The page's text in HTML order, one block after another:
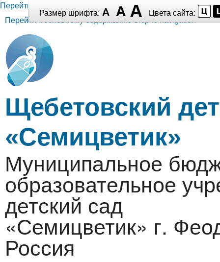
Перейти к основному содержанию
Размер шрифта:
Цвета сайта:
Перейти к основному содержанию Skip to navigation
Щебетовский
«Семицветик»
Муниципальное
образовательное
детский сад
«Семицветик» г.
Россия